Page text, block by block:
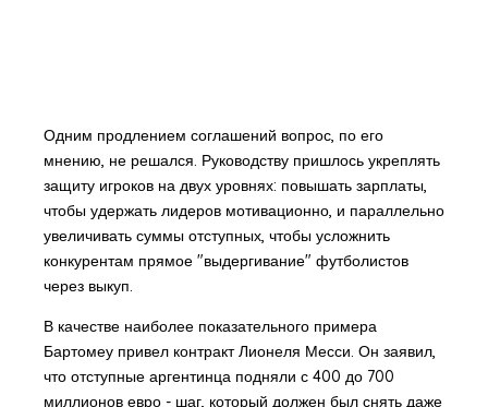
Одним продлением соглашений вопрос, по его
мнению, не решался. Руководству пришлось укреплять
защиту игроков на двух уровнях: повышать зарплаты,
чтобы удержать лидеров мотивационно, и параллельно
увеличивать суммы отступных, чтобы усложнить
конкурентам прямое "выдергивание" футболистов
через выкуп.
В качестве наиболее показательного примера
Бартомеу привел контракт Лионеля Месси. Он заявил,
что отступные аргентинца подняли с 400 до 700
миллионов евро - шаг, который должен был снять даже